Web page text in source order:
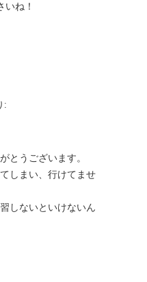
ね！
:
とうございます。
しまい、行けてませ
しないといけないん